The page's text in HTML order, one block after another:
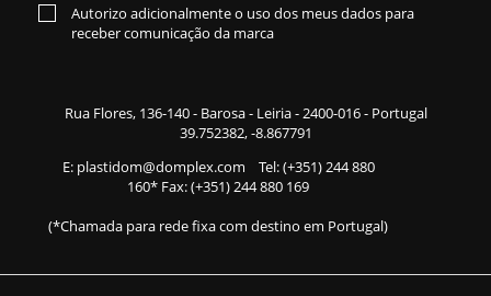
Autorizo adicionalmente o uso dos meus dados para
receber comunicação da marca
Rua Flores, 136-140- Barosa - Leiria - 2400-016 - Portugal
39.752382, -8.867791
E: plastidom@domplex.com Tel:(+351) 244 880
160* Fax: (+351) 244 880 169
(*Chamada para rede fixa com destino em Portugal)